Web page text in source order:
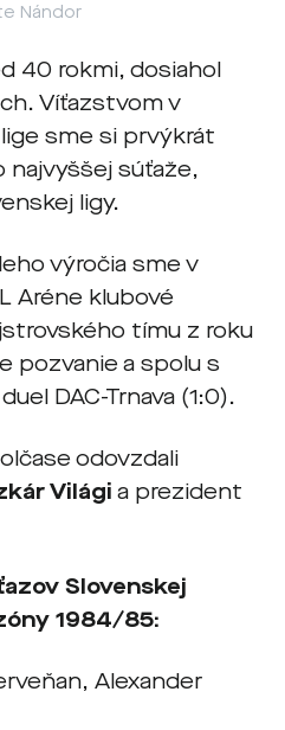
Nándor
40 rokmi, dosiahol
Víťazstvom v
sme si prvýkrát
najvyššej súťaže,
ligy.
výročia sme v
Aréne klubové
tímu z roku
pozvanie a spolu s
DAC-Trnava (1:0).
odovzdali
Világi a prezident
Slovenskej
1984/85:
Alexander